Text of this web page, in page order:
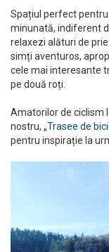
Spațiul perfect
minunată, indiferent
relaxezi alături de
simți aventuros,
cele mai interesante
pe două roți.
Amatorilor de ciclism
nostru, „Trasee de
pentru inspirație la